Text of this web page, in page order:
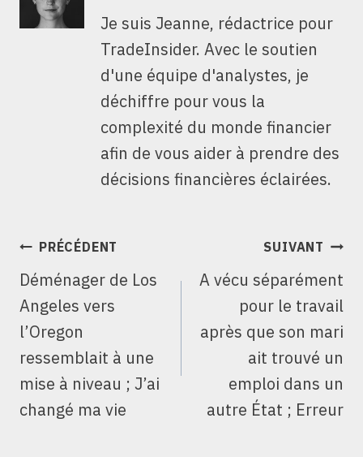
Je suis Jeanne, rédactrice pour
TradeInsider. Avec le soutien
d'une équipe d'analystes, je
déchiffre pour vous la
complexité du monde financier
afin de vous aider à prendre des
décisions financières éclairées.
NAVIGATION
L’ARTICLE
PRÉCÉDENT
Déménager de Los
Angeles vers
l’Oregon
ressemblait à une
mise à niveau ; J’ai
changé ma vie
SUIVANT
A vécu séparément
pour le travail
après que son mari
ait trouvé un
emploi dans un
autre État ; Erreur